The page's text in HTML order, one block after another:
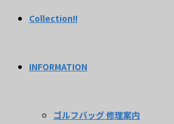
Collection!!
INFORMATION
ゴルフバッグ 修理案内